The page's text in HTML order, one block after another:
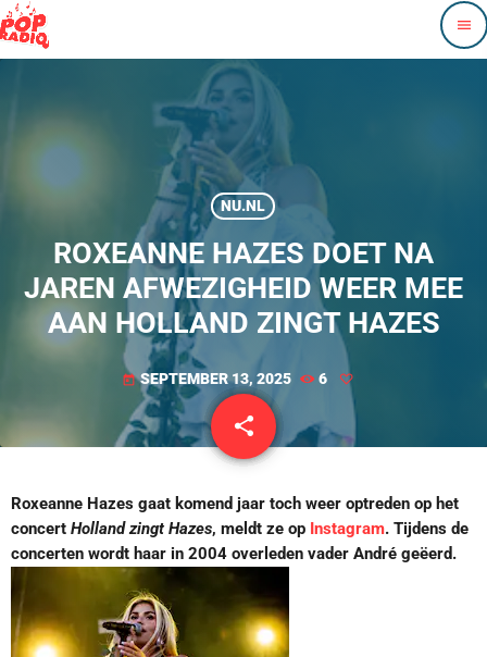
menu
NU.NL
ROXEANNE HAZES DOET NA
JAREN AFWEZIGHEID WEER MEE
AAN HOLLAND ZINGT HAZES
today SEPTEMBER 13, 2025 6
share
email
Roxeanne Hazes gaat komend jaar toch weer optreden op het
concert Holland zingt Hazes, meldt ze op Instagram. Tijdens de
concerten wordt haar in 2004 overleden vader André geëerd.